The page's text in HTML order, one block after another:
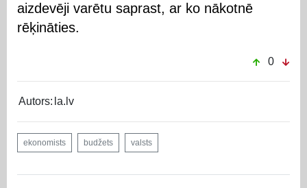
aizdevēji varētu saprast, ar ko nākotnē
rēķināties.
0
Autors: la.lv
ekonomists budžets valsts